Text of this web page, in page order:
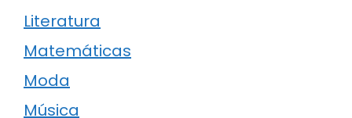
Literatura
Matemáticas
Moda
Música